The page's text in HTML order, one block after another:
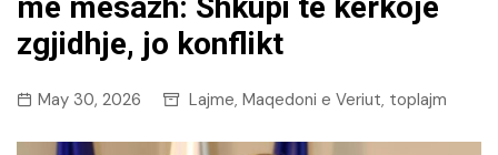
zgjidhje, jo konflikt
May 30, 2026 Lajme, Maqedoni e Veriut, toplajm